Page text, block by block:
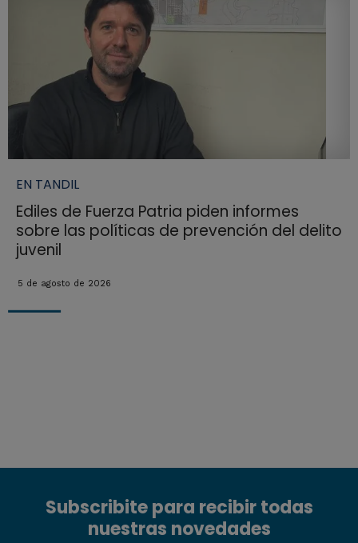
EN TANDIL
Ediles de Fuerza Patria piden informes
sobre las políticas de prevención del delito
juvenil
5 de agosto de 2026
Subscribite para recibir todas
nuestras novedades